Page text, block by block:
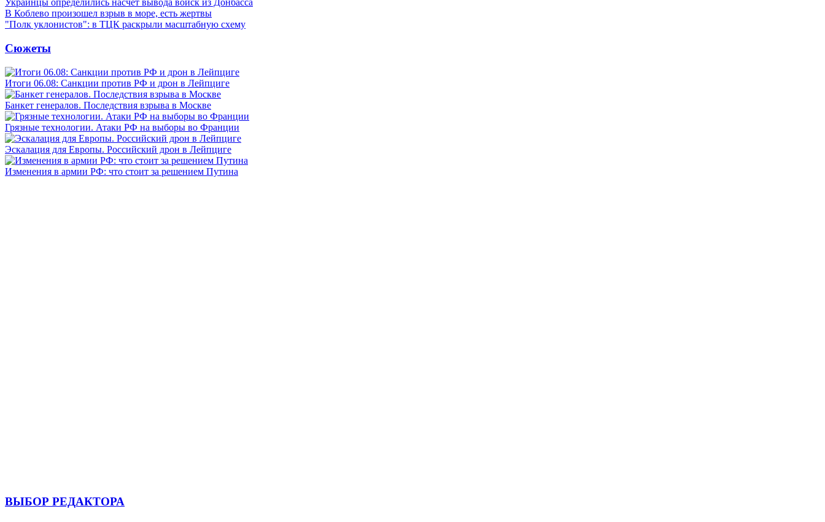
Украинцы определились насчет вывода войск из Донбасса
В Коблево произошел взрыв в море, есть жертвы
"Полк уклонистов": в ТЦК раскрыли масштабную схему
Сюжеты
Итоги 06.08: Санкции против РФ и дрон в Лейпциге
Банкет генералов. Последствия взрыва в Москве
Грязные технологии. Атаки РФ на выборы во Франции
Эскалация для Европы. Российский дрон в Лейпциге
Изменения в армии РФ: что стоит за решением Путина
ВЫБОР РЕДАКТОРА